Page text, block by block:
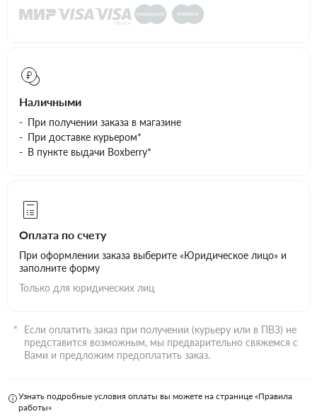
Наличными
При получении заказа в магазине
При доставке курьером*
В пункте выдачи Boxberry*
Оплата по счету
При оформлении заказа выберите «Юридическое лицо» и
заполните форму
Только для юридических лиц
Если оплатить заказ при получении (курьеру или в ПВЗ) не
представится возможным, мы предварительно свяжемся с
Вами и предложим предоплатить заказ.
Узнать подробные условия оплаты вы можете на странице «Правила
работы»